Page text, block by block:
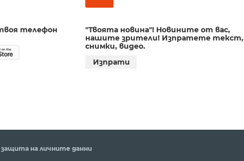
телефон
"Твоята новина"! Новините от вас,
нашите зрители! Изпратете текст,
снимки, видео.
Изпрати
защита на личните данни